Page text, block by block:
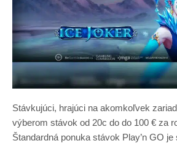
Stávkujúci, hrajúci na akomkoľvek
výberom stávok od 20c do do 100 € za
Štandardná ponuka stávok Play’n GO